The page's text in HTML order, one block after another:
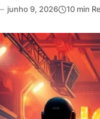
junho 9, 2026 10 min